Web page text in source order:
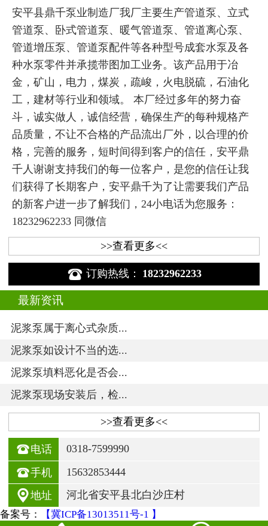
安平县鼎千泵业制造厂我厂主要生产管道泵、立式
管道泵、卧式管道泵、暖气管道泵、管道离心泵、
管道增压泵、管道泵配件等各种型号成套水泵及各
种水泵零件并承揽带图加工业务。该产品用于冶
金，矿山，电力，煤炭，疏峻，火电脱硫，石油化
工，建材等行业和领域。 本厂经过多年的努力奋
斗，诚实做人，诚信经营，确保生产的每种规格产
品质量，不让不合格的产品流出厂外，以合理的价
格，完善的服务，短时间得到客户的信任，安平鼎
千人谢谢支持我们的每一位客户，是您的信任让我
们获得了长期客户，安平鼎千为了让需要我们产品
的新客户进一步了解我们，24小电话为您服务：
18232962233 同微信
>>查看更多<<
 订购热线： 18232962233
最新资讯
泥浆泵属于离心式杂质...
泥浆泵如设计不当的选...
泥浆泵填料恶化是否会...
泥浆泵现场安装后，检...
>>查看更多<<
电话 0318-7599990
手机 15632853444
地址 河北省安平县北白沙庄村
备案号： 【冀ICP备13013511号-1 】